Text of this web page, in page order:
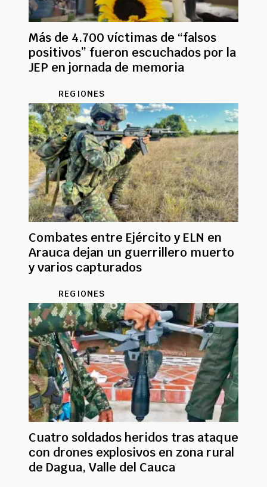
Más de 4.700 víctimas de “falsos
positivos” fueron escuchados por la
JEP en jornada de memoria
REGIONES
Combates entre Ejército y ELN en
Arauca dejan un guerrillero muerto
y varios capturados
REGIONES
Cuatro soldados heridos tras ataque
con drones explosivos en zona rural
de Dagua, Valle del Cauca